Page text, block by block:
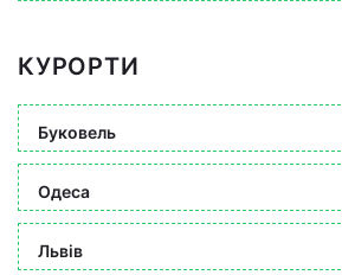
КУРОРТИ
Буковель
Одеса
Львів